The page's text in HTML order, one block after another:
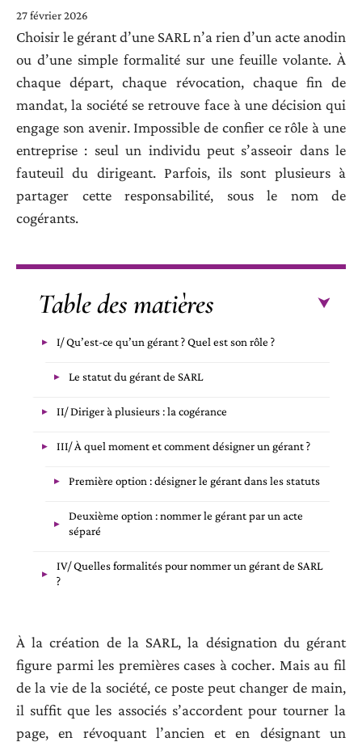
27 février 2026
Choisir le gérant d’une SARL n’a rien d’un acte anodin
ou d’une simple formalité sur une feuille volante. À
chaque départ, chaque révocation, chaque fin de
mandat, la société se retrouve face à une décision qui
engage son avenir. Impossible de confier ce rôle à une
entreprise : seul un individu peut s’asseoir dans le
fauteuil du dirigeant. Parfois, ils sont plusieurs à
partager cette responsabilité, sous le nom de
cogérants.
Table des matières
I/ Qu’est-ce qu’un gérant ? Quel est son rôle ?
Le statut du gérant de SARL
II/ Diriger à plusieurs : la cogérance
III/ À quel moment et comment désigner un gérant ?
Première option : désigner le gérant dans les statuts
Deuxième option : nommer le gérant par un acte
séparé
IV/ Quelles formalités pour nommer un gérant de SARL
?
À la création de la SARL, la désignation du gérant
figure parmi les premières cases à cocher. Mais au fil
de la vie de la société, ce poste peut changer de main,
il suffit que les associés s’accordent pour tourner la
page, en révoquant l’ancien et en désignant un